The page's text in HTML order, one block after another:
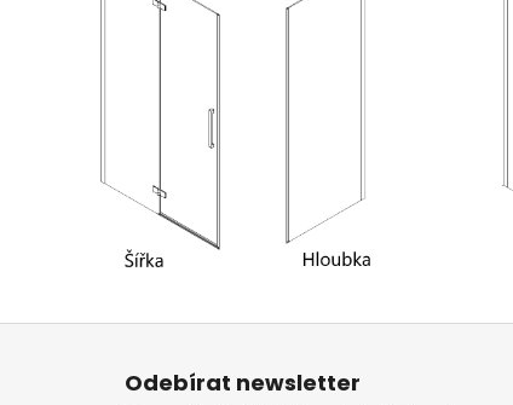
Odebírat newsletter